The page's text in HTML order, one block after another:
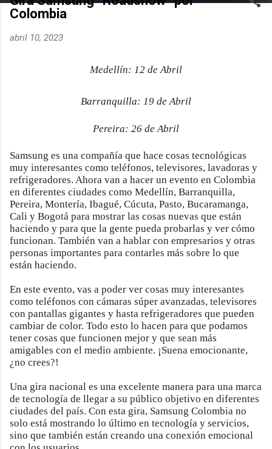
Colombia
abril 10, 2023
Medellín: 12 de Abril
Barranquilla: 19 de Abril
Pereira: 26 de Abril
Samsung es una compañía que hace cosas tecnológicas
muy interesantes como teléfonos, televisores, lavadoras y
refrigeradores. Ahora van a hacer un evento en Colombia
en diferentes ciudades como Medellín, Barranquilla,
Pereira, Montería, Ibagué, Cúcuta, Pasto, Bucaramanga,
Cali y Bogotá para mostrar las cosas nuevas que están
haciendo y para que la gente pueda probarlas y ver cómo
funcionan. También van a hablar con empresarios y otras
personas importantes para contarles más sobre lo que
están haciendo.
En este evento, vas a poder ver cosas muy interesantes
como teléfonos con cámaras súper avanzadas, televisores
con pantallas gigantes y hasta refrigeradores que pueden
cambiar de color. Todo esto lo hacen para que podamos
tener cosas que funcionen mejor y que sean más
amigables con el medio ambiente. ¡Suena emocionante,
¿no crees?!
Una gira nacional es una excelente manera para una marca
de tecnología de llegar a su público objetivo en diferentes
ciudades del país. Con esta gira, Samsung Colombia no
solo está mostrando lo último en tecnología y servicios,
sino que también están creando una conexión emocional